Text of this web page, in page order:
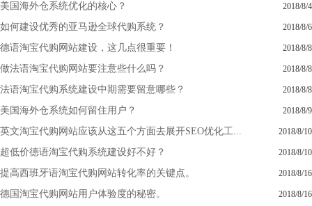
美国海外仓系统优化的核心？ 2018/8/4
如何建设优秀的亚马逊全球代购系统？ 2018/8/6
德语淘宝代购网站建设，这几点很重要！ 2018/8/8
做法语淘宝代购网站要注意些什么吗？ 2018/8/8
法语淘宝代购系统建设中期需要留意哪些？ 2018/8/8
美国海外仓系统如何留住用户？ 2018/8/9
英文淘宝代购网站应该从这五个方面去展开SEO优化工... 2018/8/10
超低价德语淘宝代购系统建设好不好？ 2018/8/10
提高西班牙语淘宝代购网站转化率的关键点。 2018/8/16
德国淘宝代购网站用户体验度的秘密。 2018/8/16